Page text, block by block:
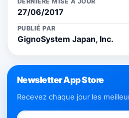
27/06/2017
PUBLIÉ PAR
GignoSystem Japan, Inc.
Newsletter App Store
Recevez chaque jour les